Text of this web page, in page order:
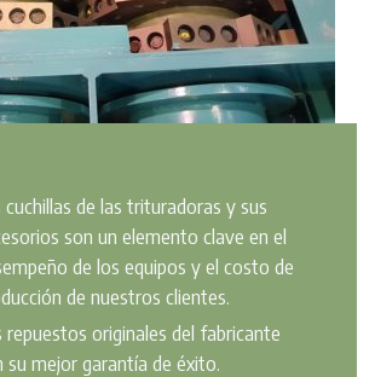
cuchillas de las trituradoras y sus
son un elemento clave en el
de los equipos y el costo de
de nuestros clientes.
repuestos originales del fabricante
su mejor garantía de éxito.